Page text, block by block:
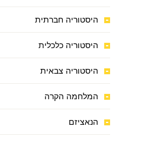
היסטוריה חברתית
היסטוריה כלכלית
היסטוריה צבאית
המלחמה הקרה
הנאציזם